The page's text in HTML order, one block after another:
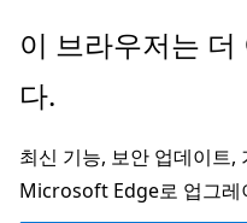
주
콘
츠
로
이 브라우저는
다.
최신 기능, 보안 업데이트,
Microsoft Edge로 업그레